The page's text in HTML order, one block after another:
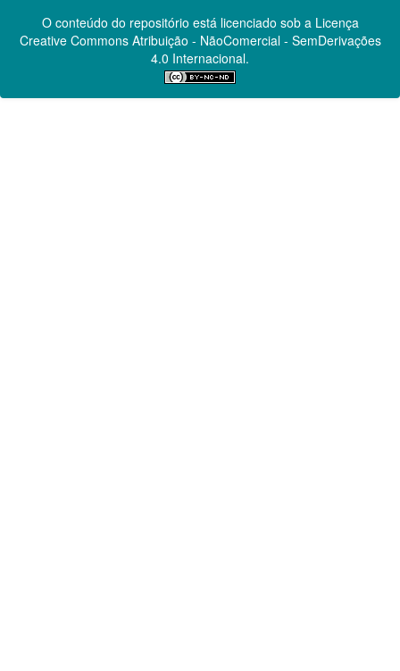
O conteúdo do repositório está licenciado sob a Licença
Creative CommonsAtribuição - NãoComercial - SemDerivações
4.0 Internacional.